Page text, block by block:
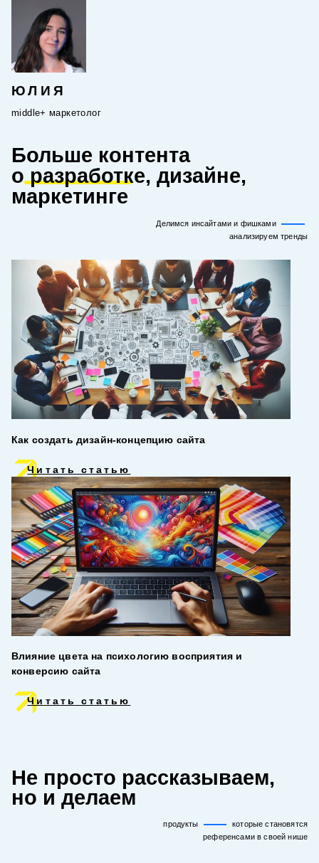
ЮЛИЯ
middle+ маркетолог
Больше контента
о разработке, дизайне,
маркетинге
Делимся инсайтами и фишками
анализируем тренды
Как создать дизайн‑концепцию сайта
Читать статью
Влияние цвета на психологию восприятия и
конверсию сайта
Читать статью
Не просто рассказываем,
но и делаем
продукты
которые становятся
референсами в своей нише